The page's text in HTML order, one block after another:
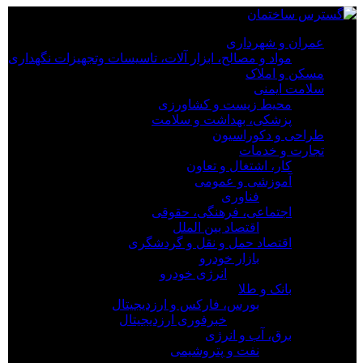
عمران و شهرداری
مواد و مصالح، ابزار آلات، تاسیسات وتجهیزات نگهداری
مسکن و املاک
سلامت ایمنی
محیط زیست و کشاورزی
پزشکی، بهداشت و سلامت
طراحی و دکوراسیون
تجارت و خدمات
کار، اشتغال و تعاون
آموزشی و عمومی
فناوری
اجتماعی، فرهنگی، حقوقی
اقتصاد بین الملل
اقتصاد حمل و نقل و گردشگری
بازار خودرو
انرژی خودرو
بانک و طلا
بورس، فارکس و ارزدیجیتال
خبرفوری ارزدیجیتال
برق، آب و انرژی
نفت و پتروشیمی
×
عمران و شهرداری
مواد و مصالح، ابزار آلات، تاسیسات وتجهیزات نگهداری
مسکن و املاک
سلامت ایمنی
محیط زیست و کشاورزی
پزشکی، بهداشت و سلامت
طراحی و دکوراسیون
تجارت و خدمات
کار، اشتغال و تعاون
آموزشی و عمومی
فناوری
اجتماعی، فرهنگی، حقوقی
اقتصاد بین الملل
اقتصاد حمل و نقل و گردشگری
بازار خودرو
بانک و طلا
بورس، فارکس و ارزدیجیتال
خبرفوری ارزدیجیتال
برق، آب و انرژی